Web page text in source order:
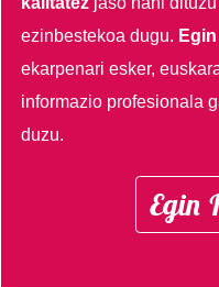
ezinbestekoa dugu.
ekarpenari esker,
informazio profesionala
duzu.
Egin